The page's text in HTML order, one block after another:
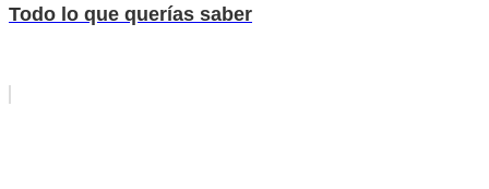
Todo lo que querías saber